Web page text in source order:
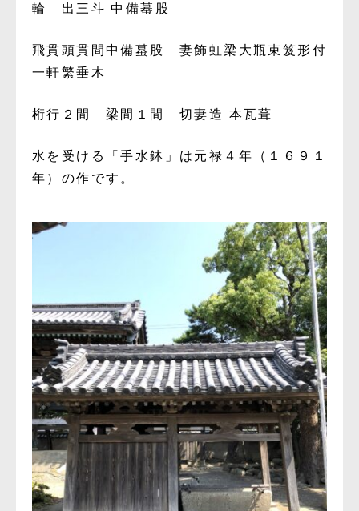
輪 出三斗 中備蟇股
飛貫頭貫間中備蟇股 妻飾虹梁大瓶束笈形付
一軒繁垂木
桁行２間 梁間１間 切妻造 本瓦葺
水を受ける「手水鉢」は元禄４年（１６９１
年）の作です。